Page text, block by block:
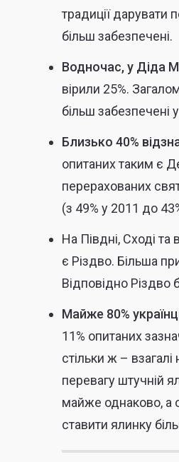
традиції дарувати
більш забезпечені.
Водночас, у Діда
вірили 25%.
більш забезпечені
Близько 40%
опитаних таким є
перерахованих
(з 49% у 2011 до
На Півдні, Сході
є Різдво. Більша
Відповідно Різдво
Майже 80%
11% опитаних
стільки ж –
перевагу штучній
майже однаково, а
ставити ялинку